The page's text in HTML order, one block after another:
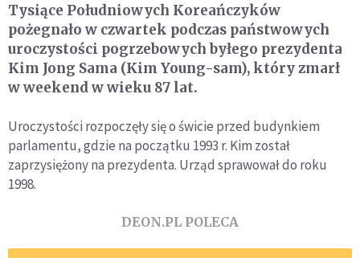
Tysiące Południowych Koreańczyków
pożegnało w czwartek podczas państwowych
uroczystości pogrzebowych byłego prezydenta
Kim Jong Sama (Kim Young-sam), który zmarł
w weekend w wieku 87 lat.
Uroczystości rozpoczęły się o świcie przed budynkiem
parlamentu, gdzie na początku 1993 r. Kim został
zaprzysiężony na prezydenta. Urząd sprawował do roku
1998.
DEON.PL POLECA